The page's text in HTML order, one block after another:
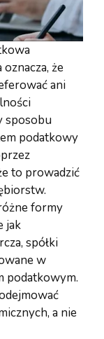
że
ani
sposobu
podatkowy
to prowadzić
formy
jak
spółki
w
podatkowym.
a nie